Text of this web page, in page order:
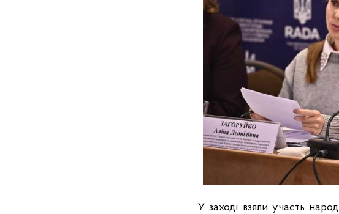
У заході взяли участь